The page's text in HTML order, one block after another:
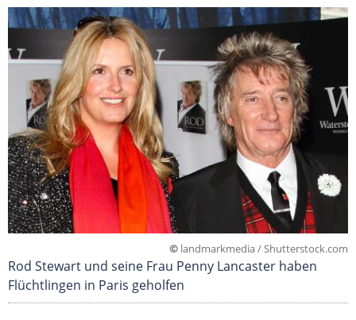
© landmarkmedia / Shutterstock.com
Rod Stewart und seine Frau Penny Lancaster haben
Flüchtlingen in Paris geholfen